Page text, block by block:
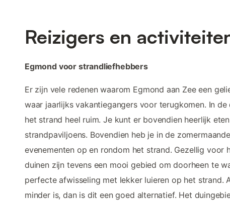
Reizigers en
Egmond voor strandliefhebbers
Er zijn vele redenen waarom Egmond aan Zee een
waar jaarlijks vakantiegangers voor terugkomen. In de
het strand heel ruim. Je kunt er bovendien heerlijk
strandpaviljoens. Bovendien heb je in de
evenementen op en rondom het strand. Gezellig voor
duinen zijn tevens een mooi gebied om doorheen te
perfecte afwisseling met lekker luieren op het strand.
minder is, dan is dit een goed alternatief. Het